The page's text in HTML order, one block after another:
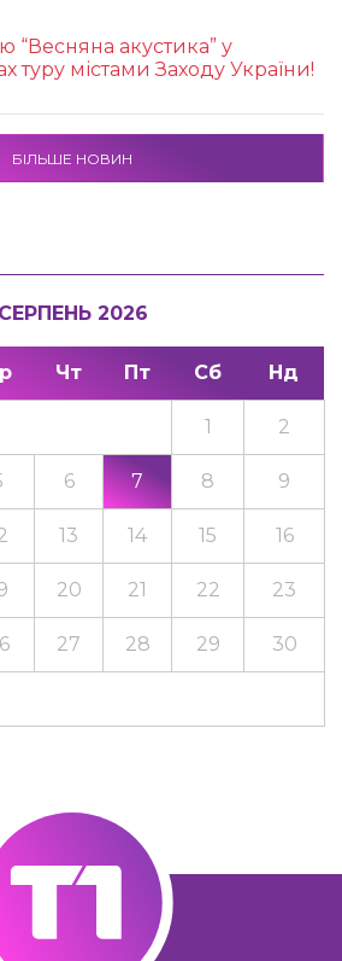
“Весняна акустика” у
туру містами Заходу України!
БІЛЬШЕ НОВИН
СЕРПЕНЬ 2026
Чт Пт Сб Нд
1 2
6 7 8 9
13 14 15 16
20 21 22 23
27 28 29 30